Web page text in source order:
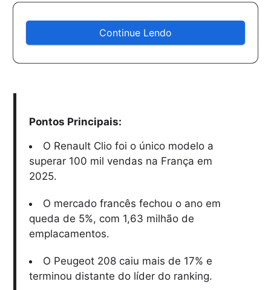
Continue Lendo
Pontos Principais:
O Renault Clio foi o único modelo a
superar 100 mil vendas na França em
2025.
O mercado francês fechou o ano em
queda de 5%, com 1,63 milhão de
emplacamentos.
O Peugeot 208 caiu mais de 17% e
terminou distante do líder do ranking.